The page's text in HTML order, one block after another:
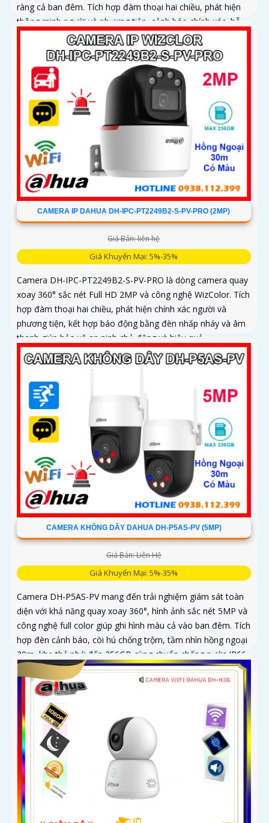
ràng cả ban đêm. Tích hợp đàm thoại hai chiều, phát hiện
thông minh người và phương tiện, cảnh báo chính xác, hỗ
trợ thẻ nhớ lên đến 256GB
CAMERA IP DAHUA DH-IPC-PT2249B2-S-PV-PRO (2MP)
Giá Bán: liên hệ
Giá Khuyến Mại: 5%-35%
Camera DH-IPC-PT2249B2-S-PV-PRO là dòng camera quay
xoay 360° sắc nét Full HD 2MP và công nghệ WizColor. Tích
hợp đàm thoại hai chiều, phát hiện chính xác người và
phương tiện, kết hợp báo động bằng đèn nhấp nháy và âm
thanh giúp bảo vệ an ninh chủ động và hiệu quả
CAMERA KHÔNG DÂY DAHUA DH-P5AS-PV (5MP)
Giá Bán: Liên Hệ
Giá Khuyến Mại: 5%-35%
Camera DH-P5AS-PV mang đến trải nghiệm giám sát toàn
diện với khả năng quay xoay 360°, hình ảnh sắc nét 5MP và
công nghệ full color giúp ghi hình màu cả vào ban đêm. Tích
hợp đèn cảnh báo, còi hú chống trộm, tầm nhìn hồng ngoại
30m, khe thẻ nhớ đến 256GB cùng chuẩn chống nước IP66
camera hoạt động ổn định trong mọi điều kiện